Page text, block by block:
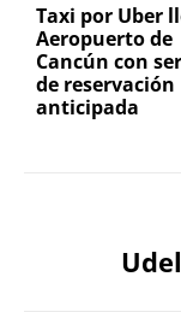
Taxi por Uber
Aeropuerto de
Cancún con
de reservación
anticipada